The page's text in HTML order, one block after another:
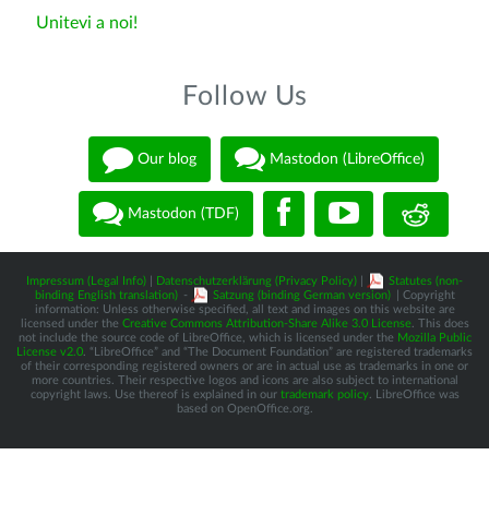
Unitevi a noi!
Follow Us
Our blog Mastodon (LibreOffice)
Mastodon (TDF)
Impressum (Legal Info) Datenschutzerklärung (Privacy Policy)
Statutes (non-
binding English translation) - Satzung (binding German version)
| Copyright
information: Unless otherwise specified, all text and images on this website are
licensed under the Creative Commons Attribution-Share Alike 3.0 License. This does
not include the source code of LibreOffice, which is licensed under the Mozilla Public
License v2.0 . “LibreOffice” and “The Document Foundation” are registered trademarks
of their corresponding registered owners or are in actual use as trademarks in one or
more countries. Their respective logos and icons are also subject to international
copyright laws. Use thereof is explained in our trademark policy. LibreOffice was
based on OpenOffice.org.